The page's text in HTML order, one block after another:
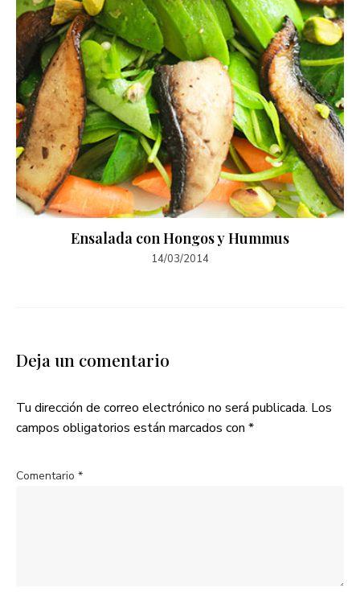
Ensalada con Hongos y Hummus
14/03/2014
Deja un comentario
Tu dirección de correo electrónico no será publicada. Los
campos obligatorios están marcados con *
Comentario *